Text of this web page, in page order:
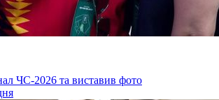
ЧС-2026 та виставив фото